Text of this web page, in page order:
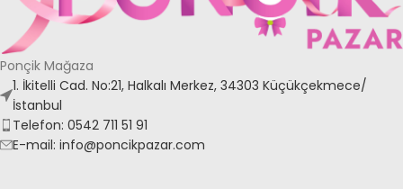
Ponçik Mağaza
1. İkitelli Cad. No:21, Halkalı Merkez, 34303 Küçükçekmece/
İstanbul
Telefon: 0542 711 51 91
E-mail: info@poncikpazar.com